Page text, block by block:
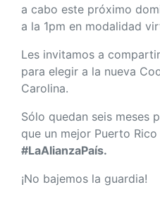
a cabo este próximo
a la 1pm en modalidad
Les invitamos a
para elegir a la nueva
Carolina.
Sólo quedan seis meses
que un mejor Puerto
#LaAlianzaPaís.
¡No bajemos la guardia!